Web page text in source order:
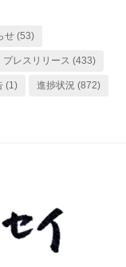
せ (53)
プレスリリース (433)
(1) 進捗状況 (872)